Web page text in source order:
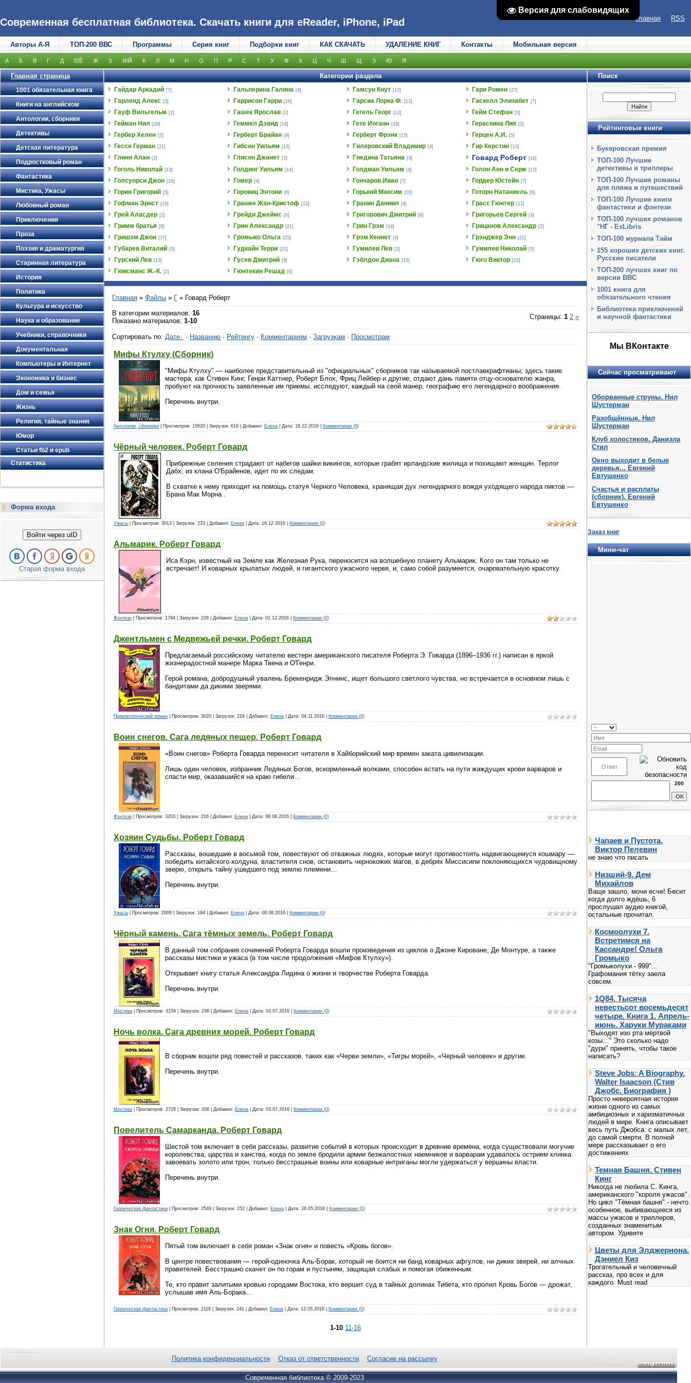
Версия для слабовидящих
Версия для слабовидящих
Современная бесплатная библиотека. Скачать книги для eReader, iPhone, iPad Главная RSS
Авторы А-Я ТОП-200 ВВС Программы Серия книг Подборки книг КАК СКАЧАТЬ УДАЛЕНИЕ КНИГ Контакты Мобильная версия
А Б В Г Д Е/Ё Ж З И/Й К Л М Н О П Р С Т У Ф Х Ц Ч Ш Щ Э Ю Я
Главная страница
1001 обязательная книга
Книги на английском
Антологии, сборники
Детективы
Детская литература
Подростковый роман
Фантастика
Мистика, Ужасы
Любовный роман
Приключения
Проза
Поэзия и драматургия
Старинная литература
История
Политика
Культура и искусство
Наука и образование
Учебники, справочники
Документальная
Компьютеры и Интернет
Экономика и бизнес
Дом и семья
Жизнь
Религия, тайные знания
Юмор
Статьи fb2 и epub
Статистика
Форма входа
Войти через uID
Старая форма входа
Категории раздела
Гайдар Аркадий [7] Гальперина Галина [4] Гамсун Кнут [12] Гари Ромен [27]
Гарленд Алекс [3] Гаррисон Гарри [16] Гарсиа Лорка Ф. [13] Гаскелл Элизабет [7]
Гауф Вильгельм [2] Гашек Ярослав [2] Гегель Георг [12] Гейм Стефан [3]
Гейман Нил [29] Геммел Дэвид [14] Гете Иоганн [18] Гераскина Лия [3]
Гербер Хелен [2] Герберт Брайан [9] Герберт Фрэнк [15] Герцен А.И. [5]
Гессе Герман [21] Гибсон Уильям [13] Гиляровский Владимир [4] Гир Керстин [13]
Глинн Алан [2] Глисон Джанет [3] Гнедина Татьяна [3] Говард Роберт [16]
Гоголь Николай [13] Голдинг Уильям [14] Голдман Уильям [4] Голон Анн и Серж [13]
Голсуорси Джон [16] Гомер [4] Гончаров Иван [7] Гордер Юстейн [7]
Горин Григорий [5] Горовиц Энтони [6] Горький Максим [16] Готорн Натаниель [6]
Гофман Эрнст [16] Гранже Жан-Кристоф [12] Гранин Даниил [4] Грасс Гюнтер [12]
Грей Аласдер [2] Грейди Джеймс [6] Григорович Дмитрий [6] Григорьев Сергей [3]
Гримм братья [6] Грин Александр [21] Грин Грэм [14] Грицанов Александр [2]
Гришэм Джон [37] Громыко Ольга [25] Грэм Кеннет [4] Грэнджер Энн [21]
Губарев Виталий [3] Гудкайн Терри [21] Гумилев Лев [2] Гумилев Николай [5]
Гурский Лев [13] Гусев Дмитрий [9] Гэблдон Диана [15] Гюго Виктор [22]
Гюисманс Ж.-К. [2] Гюнтекин Решад [6]
Главная » Файлы » Г » Говард Роберт
В категории материалов: 16
Показано материалов: 1-10
Страницы: 1 2 »
Сортировать по: Дате · Названию · Рейтингу · Комментариям · Загрузкам · Просмотрам
Мифы Ктулху (Сборник)
"Мифы Ктулху" — наиболее представительный из "официальных" сборников так называемой постлавкрафтианы; здесь такие
мастера, как Стивен Кинг, Генри Каттнер, Роберт Блох, Фриц Лейбер и другие, отдают дань памяти отцу-основателю жанра,
пробуют на прочность заявленные им приемы, исследуют, каждый на свой манер, географию его легендарного воображения.
Перечень внутри.
Антологии, сборники | Просмотров: 15620 | Загрузок: 619 | Добавил: Елена | Дата: 16.12.2016 Комментарии (0)
Чёрный человек. Роберт Говард
Прибрежные селения страдают от набегов шайки викингов, которые грабят ирландские жилища и похищают женщин. Терлог
Дабх, из клана О'Брайенов, идет по их следам. ​
В схватке к нему приходит на помощь статуя Черного Человека, хранящая дух легендарного вождя уходящего народа пиктов —
Брана Мак Морна..
Ужасы | Просмотров: 3013 | Загрузок: 233 | Добавил: Елена | Дата: 16.12.2016 Комментарии (0)
Альмарик. Роберт Говард
Иса Кэрн, известный на Земле как Железная Рука, переносится на волшебную планету Альмарик. Кого он там только не
встречает! И коварных крылатых людей, и гигантского ужасного червя, и, само собой разумеется, очаровательную красотку.
Фэнтези | Просмотров: 1794 | Загрузок: 228 | Добавил: Елена | Дата: 01.12.2016 Комментарии (0)
Джентльмен с Медвежьей речки. Роберт Говард
Предлагаемый российскому читателю вестерн американского писателя Роберта Э. Говарда (1896–1936 гг.) написан в яркой
жизнерадостной манере Марка Твена и О'Генри.
Герой романа, добродушный увалень Брекенридж Элнинс, ищет большого светлого чувства, но встречается в основном лишь с
бандитами да дикими зверями.
Приключенческий роман | Просмотров: 3020 | Загрузок: 216 | Добавил: Елена | Дата: 04.11.2016 Комментарии (0)
Воин снегов. Сага ледяных пещер. Роберт Говард
«Воин снегов» Роберта Говарда переносит читателя в Хайборийский мир времен заката цивилизации.
Лишь один человек, избранник Ледяных Богов, вскормленный волками, способен встать на пути жаждущих крови варваров и
спасти мир, оказавшийся на краю гибели…
Фэнтези | Просмотров: 3203 | Загрузок: 216 | Добавил: Елена | Дата: 08.08.2016 Комментарии (0)
Хозяин Судьбы. Роберт Говард
Рассказы, вошедшие в восьмой том, повествуют об отважных людях, которые могут противостоять надвигающемуся кошмару —
победить китайского колдуна, властителя снов, остановить чернокожих магов, в дебрях Миссисипи поклоняющихся чудовищному
зверю, открыть тайну ушедшего под землю племени…
Перечень внутри.
Ужасы | Просмотров: 2009 | Загрузок: 194 | Добавил: Елена | Дата: 08.08.2016 Комментарии (0)
Чёрный камень. Сага тёмных земель. Роберт Говард
В данный том собрания сочинений Роберта Говарда вошли произведения из циклов о Джоне Кироване, Де Монтуре, а также
рассказы мистики и ужаса (в том числе продолжения «Мифов Ктулху»).
Открывает книгу статья Александра Лидина о жизни и творчестве Роберта Говарда.
Перечень внутри.
Мистика | Просмотров: 3159 | Загрузок: 236 | Добавил: Елена | Дата: 03.07.2016 Комментарии (0)
Ночь волка. Сага древних морей. Роберт Говард
В сборник вошли ряд повестей и рассказов, таких как «Черви земли», «Тигры морей», «Черный человек» и другие.
Перечень внутри.
Мистика | Просмотров: 2728 | Загрузок: 208 | Добавил: Елена | Дата: 03.07.2016 Комментарии (0)
Повелитель Самарканда. Роберт Говард
Шестой том включает в себя рассказы, развитие событий в которых происходит в древние времена, когда существовали могучие
королевства, царства и ханства, когда по земле бродили армии безжалостных наемников и варварам удавалось острием клинка
завоевать золото или трон, только бесстрашные воины или коварные интриганы могли удержаться у вершины власти.
Перечень внутри.
Героическая фантастика | Просмотров: 2549 | Загрузок: 252 | Добавил: Елена | Дата: 26.05.2016 Комментарии (0)
Знак Огня. Роберт Говард
Пятый том включает в себя роман «Знак огня» и повесть «Кровь богов».
В центре повествования — герой-одиночка Аль-Борак, который не боится ни банд коварных афгулов, ни диких зверей, ни алчных
правителей. Бесстрашно скачет он по горам и пустыням, защищая слабых и помогая обиженным.
Те, кто правит залитыми кровью городами Востока, кто вершит суд в тайных долинах Тибета, кто пролил Кровь Богов — дрожат,
услышав имя Аль-Борака…
Героическая фантастика | Просмотров: 2118 | Загрузок: 241 | Добавил: Елена | Дата: 12.05.2016 Комментарии (0)
1-10 11-16
Поиск
Рейтинговые книги
Букеровская премия
ТОП-100 Лучшие
детективы и триллеры
ТОП-100 Лучшие романы
для пляжа и путешествий
ТОП-100 Лучшие книги
фантастики и фэнтези
ТОП-100 лучших романов
"НГ - ExLibris
ТОП-100 журнала Тайм
155 хороших детских книг.
Русские писатели
ТОП-200 лучших книг по
версии BBC
1001 книга для
обязательного чтения
Библиотека приключений
и научной фантастики
Мы ВКонтакте
Сейчас просматривают
Оборванные струны. Нил
Шустерман
Разобщённые. Нил
Шустерман
Клуб холостяков. Даниэла
Стил
Окно выходит в белые
деревья... Евгений
Евтушенко
Счастья и расплаты
(сборник). Евгений
Евтушенко
Заказ книг
Мини-чат
200
Чапаев и Пустота.
Виктор Пелевин
не знаю что писать
Низший-9. Дем
Михайлов
Ваще зашло, мочи есче! Бесит
когда долго ждёшь, 6
прослушал аудио книгой,
остальные прочитал.
Космоолухи 7.
Встретимся на
Кассандре! Ольга
Громыко
"Громыколухи - 999"...
Графомания тётку заела
совсем.
1Q84. Тысяча
невестьсот восемьдесят
четыре. Книга 1. Апрель-
июнь. Харуки Мураками
"Выходят изо рта мёртвой
козы..." Это сколько надо
"дури" принять, чтобы такое
написать?
Steve Jobs: A Biography.
Walter Isaacson (Стив
Джобс. Биография )
Просто невероятная история
жизни одного из самых
амбициозных и харизматичных
людей в мире. Книга описывает
весь путь Джобса: с малых лет,
до самой смерти. В полной
мере рассказывает о его
достижениях
Темная Башня. Стивен
Кинг
Никогда не любила С. Кинга,
американского "короля ужасов".
Но цикл "Тёмная башня" - нечто
особенное, выбивающееся из
массы ужасов и триллеров,
созданных знаменитым
автором. Удивите
Цветы для Элджернона.
Дэниел Киз
Трогательный и человечный
рассказ, про всех и для
каждого. Must read
Политика конфиденциальности Отказ от ответственности Согласие на рассылку
Современная библиотека © 2009-2023